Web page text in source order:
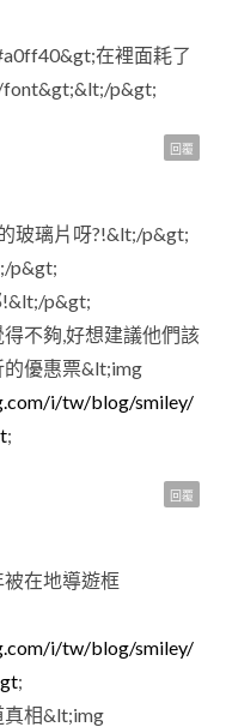
在裡面耗了
font&gt;&lt;/p&gt;
玻璃片呀?!&lt;/p&gt;
p&gt;
p&gt;
不夠,好想建議他們該
優惠票&lt;img
i/tw/blog/smiley/
;
回覆
在地導遊框
i/tw/blog/smiley/
;
相&lt;img
回覆